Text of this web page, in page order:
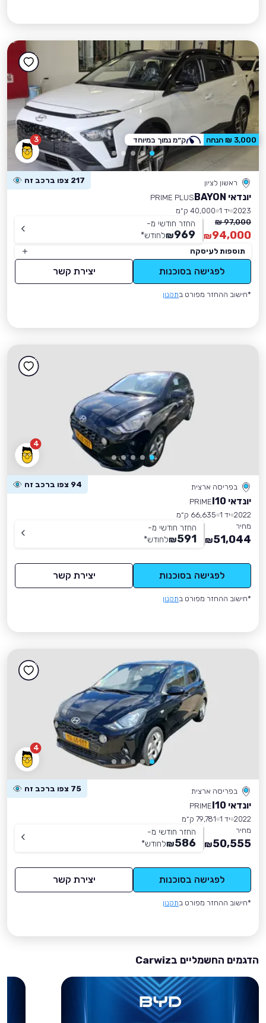
3
ראשון לציון 217 צפו ברכב זה
יונדאי BAYON
PRIME PLUS
2023 יד 1
40,000 ק״מ
97,000 ₪
94,000
₪
החזר חודשי מ-
969
₪לחודש*
תוספות לעיסקה
לפגישה בסוכנות יצירת קשר
*חישוב ההחזר מפורט בתקנון
3,000 ₪ הנחה ק״מ נמוך במיוחד
4
בפריסה ארצית 94 צפו ברכב זה
יונדאי I10
PRIME
2022 יד 1
66,635 ק״מ
מחיר
51,044
₪
החזר חודשי מ-
591
₪לחודש*
לפגישה בסוכנות יצירת קשר
*חישוב ההחזר מפורט בתקנון
4
בפריסה ארצית 75 צפו ברכב זה
יונדאי I10
PRIME
2022 יד 1
79,781 ק״מ
מחיר
50,555
₪
החזר חודשי מ-
586
₪לחודש*
לפגישה בסוכנות יצירת קשר
*חישוב ההחזר מפורט בתקנון
הדגמים החשמליים בCarwiz